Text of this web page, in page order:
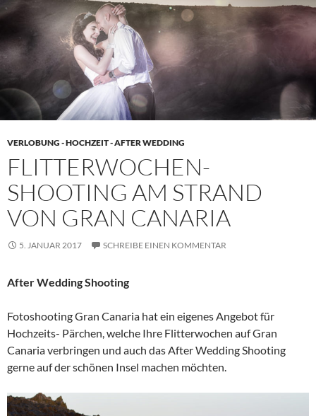
VERLOBUNG - HOCHZEIT - AFTER WEDDING
FLITTERWOCHEN-
SHOOTING AM STRAND
VON GRAN CANARIA
5. JANUAR 2017 SCHREIBE EINEN KOMMENTAR
After Wedding Shooting
Fotoshooting Gran Canaria hat ein eigenes Angebot für
Hochzeits- Pärchen, welche Ihre Flitterwochen auf Gran
Canaria verbringen und auch das After Wedding Shooting
gerne auf der schönen Insel machen möchten.